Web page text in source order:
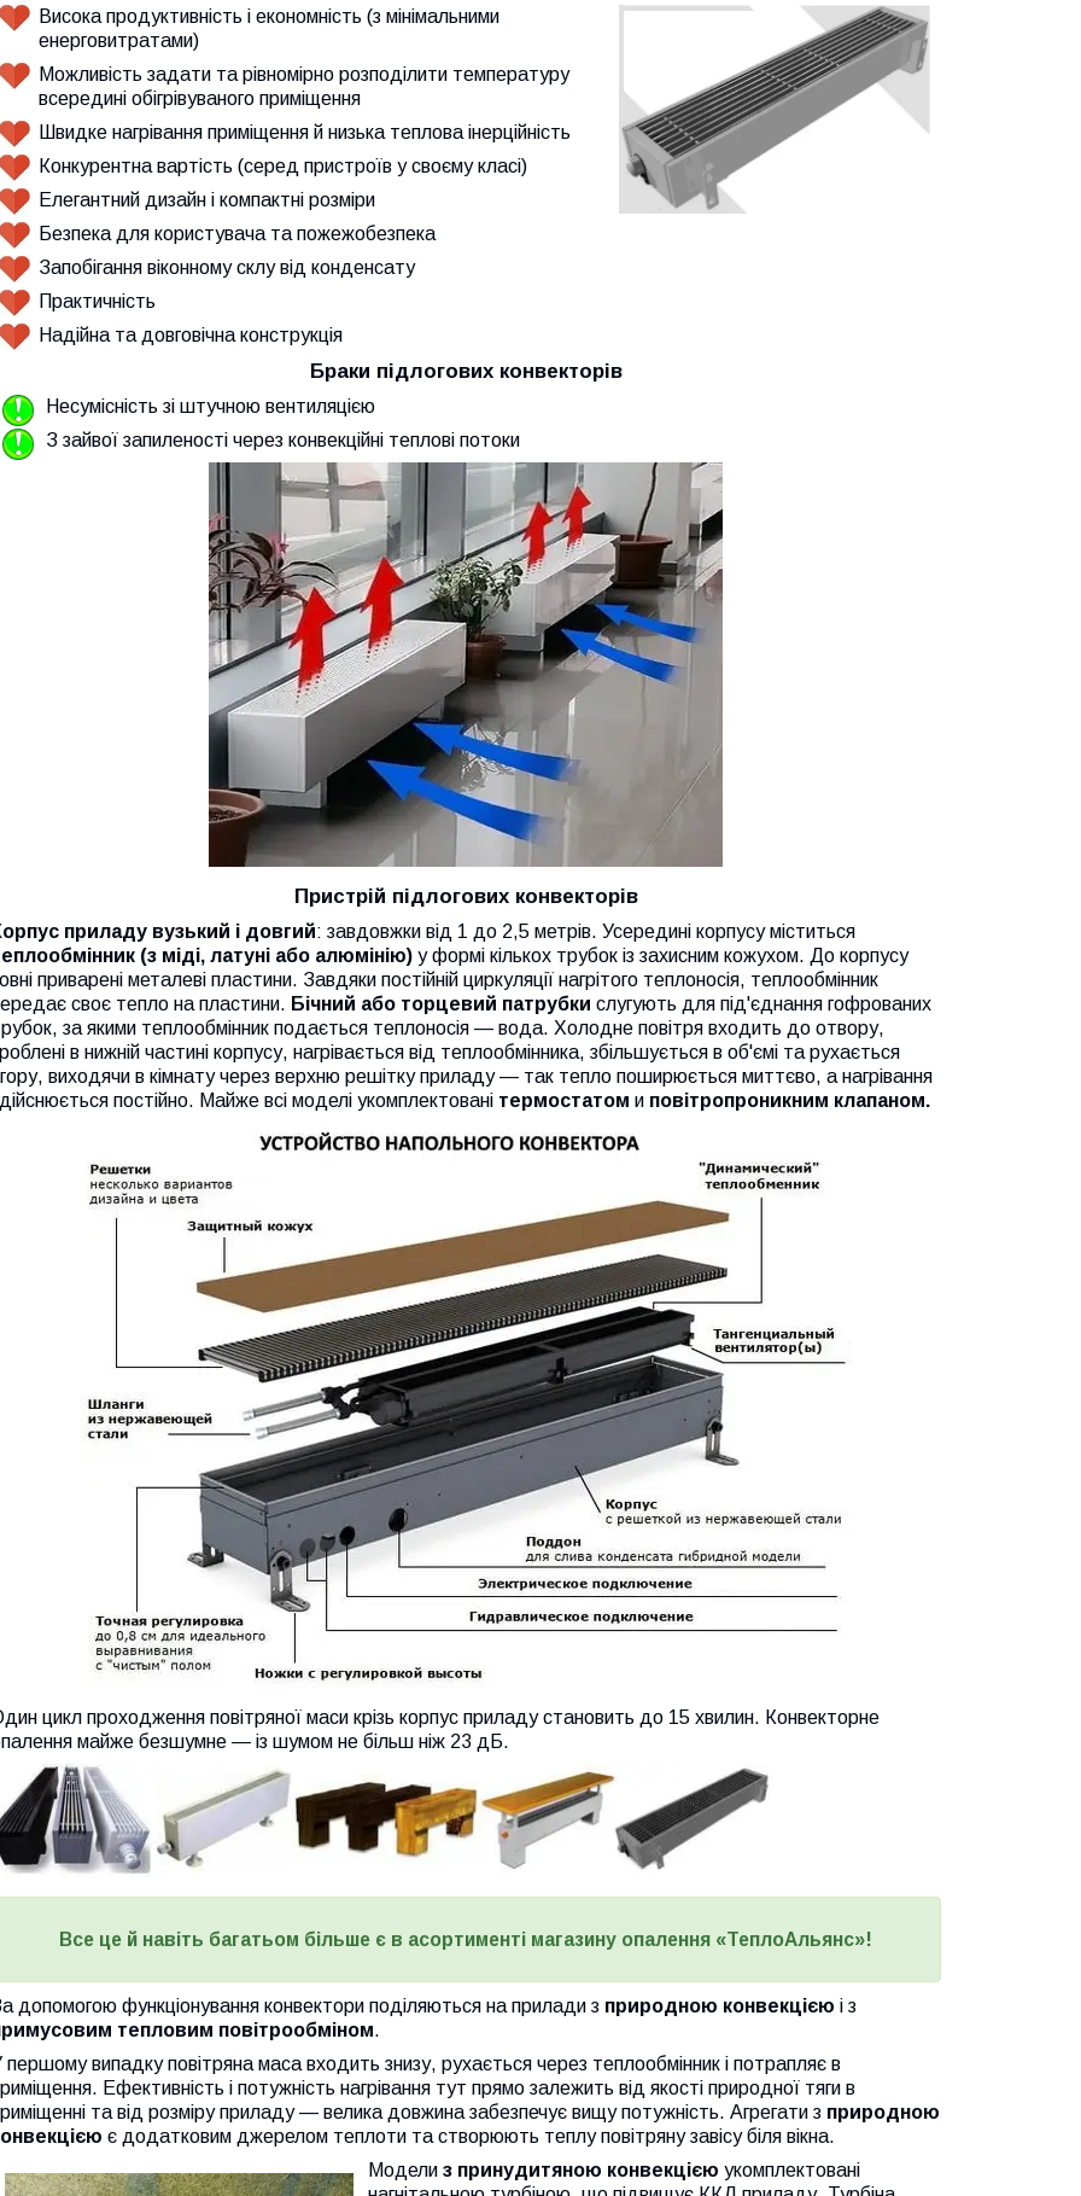
Висока продуктивність і економність (з мінімальними
енерговитратами)
Можливість задати та рівномірно розподілити температуру
всередині обігрівуваного приміщення
Швидке нагрівання приміщення й низька теплова інерційність
Конкурентна вартість (серед пристроїв у своєму класі)
Елегантний дизайн і компактні розміри
Безпека для користувача та пожежобезпека
Запобігання віконному склу від конденсату
Практичність
Надійна та довговічна конструкція
Браки підлогових конвекторів
Несумісність зі штучною вентиляцією
З зайвої запиленості через конвекційні теплові потоки
Пристрій підлогових конвекторів
приладу вузький і довгий: завдовжки від 1 до 2,5 метрів. Усередині корпусу міститься
(з міді, латуні або алюмінію) у формі кількох трубок із захисним кожухом. До корпусу
приварені металеві пластини. Завдяки постійній циркуляції нагрітого теплоносія, теплообмінник
своє тепло на пластини. Бічний або торцевий патрубки слугують для під'єднання гофрованих
за якими теплообмінник подається теплоносія — вода. Холодне повітря входить до отвору,
в нижній частині корпусу, нагрівається від теплообмінника, збільшується в об'ємі та рухається
виходячи в кімнату через верхню решітку приладу — так тепло поширюється миттєво, а нагрівання
постійно. Майже всі моделі укомплектовані термостатом и повітропроникним клапаном.
цикл проходження повітряної маси крізь корпус приладу становить до 15 хвилин. Конвекторне
майже безшумне — із шумом не більш ніж 23 дБ.
Все це й навіть багатьом більше є в асортименті магазину опалення «ТеплоАльянс»!
допомогою функціонування конвектори поділяються на прилади з природною конвекцією і з
тепловим повітрообміном.
першому випадку повітряна маса входить знизу, рухається через теплообмінник і потрапляє в
Ефективність і потужність нагрівання тут прямо залежить від якості природної тяги в
та від розміру приладу — велика довжина забезпечує вищу потужність. Агрегати з природною
є додатковим джерелом теплоти та створюють теплу повітряну завісу біля вікна.
Модели з принудитяною конвекцією укомплектовані